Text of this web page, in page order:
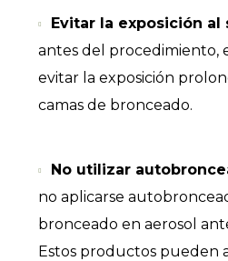
Evitar la exposición al
antes del procedimiento,
evitar la exposición
camas de bronceado.
No utilizar
no aplicarse
bronceado en aerosol
Estos productos pueden